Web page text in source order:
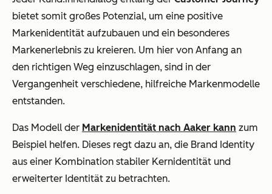
bietet somit großes Potenzial, um eine positive
Markenidentität aufzubauen und ein besonderes
Markenerlebnis zu kreieren. Um hier von Anfang an
den richtigen Weg einzuschlagen, sind in der
Vergangenheit verschiedene, hilfreiche Markenmodelle
entstanden.
Das Modell der Markenidentität nach Aaker kann zum
Beispiel helfen. Dieses regt dazu an, die Brand Identity
aus einer Kombination stabiler Kernidentität und
erweiterter Identität zu betrachten.